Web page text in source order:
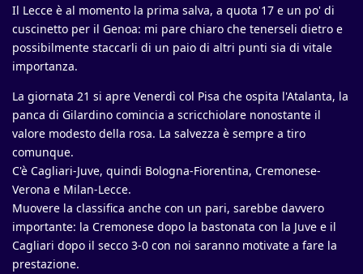
Il Lecce è al momento la prima salva, a quota 17 e un po' di
cuscinetto per il Genoa: mi pare chiaro che tenerseli dietro e
possibilmente staccarli di un paio di altri punti sia di vitale
importanza.
La giornata 21 si apre Venerdì col Pisa che ospita l'Atalanta, la
panca di Gilardino comincia a scricchiolare nonostante il
valore modesto della rosa. La salvezza è sempre a tiro
comunque.
C'è Cagliari-Juve, quindi Bologna-Fiorentina, Cremonese-
Verona e Milan-Lecce.
Muovere la classifica anche con un pari, sarebbe davvero
importante: la Cremonese dopo la bastonata con la Juve e il
Cagliari dopo il secco 3-0 con noi saranno motivate a fare la
prestazione.